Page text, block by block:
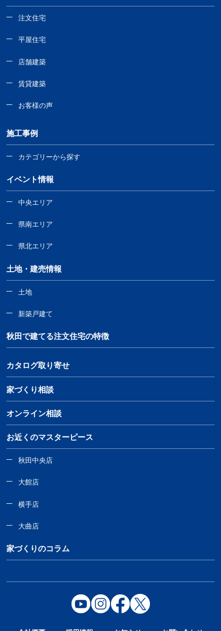
注文住宅
平屋住宅
店舗建築
賃貸建築
お客様の声
施工事例
カテゴリーから探す
イベント情報
中央エリア
県南エリア
県北エリア
土地・建売情報
土地
新築戸建て
秋田で建てる注文住宅の特徴
カタログ取り寄せ
家づくり相談
オンライン相談
お近くのマスターピース
秋田中央店
大館店
横手店
大曲店
家づくりのコラム